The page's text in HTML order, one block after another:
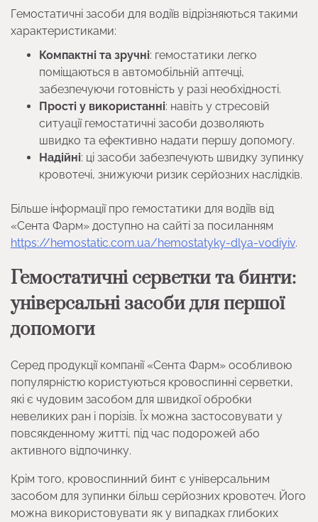
Гемостатичні засоби для водіїв відрізняються такими
характеристиками:
Компактні та зручні: гемостатики легко
поміщаються в автомобільній аптечці,
забезпечуючи готовність у разі необхідності.
Прості у використанні: навіть у стресовій
ситуації гемостатичні засоби дозволяють
швидко та ефективно надати першу допомогу.
Надійні: ці засоби забезпечують швидку зупинку
кровотечі, знижуючи ризик серйозних наслідків.
Більше інформації про гемостатики для водіїв від
«Сента Фарм» доступно на сайті за посиланням
https://hemostatic.com.ua/hemostatyky-dlya-vodiyiv.
Гемостатичні серветки та бинти:
універсальні засоби для першої
допомоги
Серед продукції компанії «Сента Фарм» особливою
популярністю користуються кровоспинні серветки,
які є чудовим засобом для швидкої обробки
невеликих ран і порізів. Їх можна застосовувати у
повсякденному житті, під час подорожей або
активного відпочинку.
Крім того, кровоспинний бинт є універсальним
засобом для зупинки більш серйозних кровотеч. Його
можна використовувати як у випадках глибоких